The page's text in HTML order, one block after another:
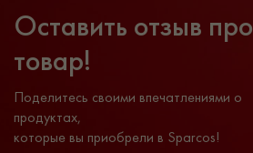
Оставить отзыв про
товар!
Поделитесь своими впечатлениями о
продуктах,
которые вы приобрели в Sparcos!